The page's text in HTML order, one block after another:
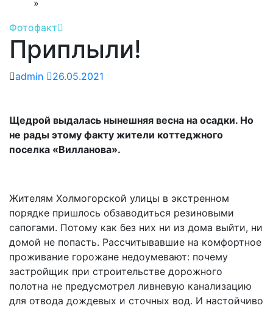
»
Фотофакт
Приплыли!
admin 26.05.2021
Щедрой выдалась нынешняя весна на осадки. Но
не рады этому факту жители коттеджного
поселка «Вилланова».
Жителям Холмогорской улицы в экстренном
порядке пришлось обзаводиться резиновыми
сапогами. Потому как без них ни из дома выйти, ни
домой не попасть. Рассчитывавшие на комфортное
проживание горожане недоумевают: почему
застройщик при строительстве дорожного
полотна не предусмотрел ливневую канализацию
для отвода дождевых и сточных вод. И настойчиво